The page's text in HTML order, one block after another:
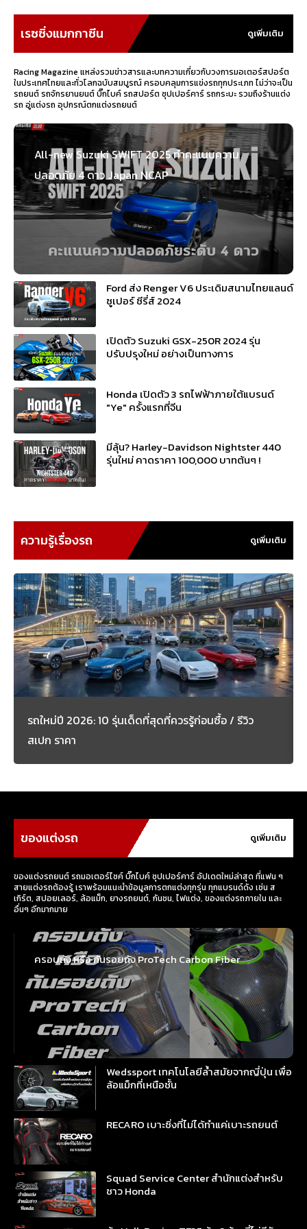
เรซซิ่งแมกกาซีน ดูเพิ่มเติม
Racing Magazine แหล่งรวมข่าวสารและบทความเกี่ยวกับวงการมอเตอร์สปอร์ต
ในประเทศไทยและทั่วโลกฉบับสมบูรณ์ ครอบคลุมการแข่งรถทุกประเภท ไม่ว่าจะเป็น
รถยนต์ รถจักรยานยนต์ บิ๊กไบค์ รถสปอร์ต ซุปเปอร์คาร์ รถกระบะ รวมถึงร้านแต่ง
รถ อู่แต่งรถ อุปกรณ์ตกแต่งรถยนต์
All-new Suzuki SWIFT 2025 ทำคะแนนความ
ปลอดภัย 4 ดาว Japan NCAP
Ford ส่ง Renger V6 ประเดิมสนามไทยแลนด์
ซูเปอร์ ซีรี่ส์ 2024
เปิดตัว Suzuki GSX-250R 2024 รุ่น
ปรับปรุงใหม่ อย่างเป็นทางการ
Honda เปิดตัว 3 รถไฟฟ้าภายใต้แบรนด์
"Ye" ครั้งแรกที่จีน
มีลุ้น? Harley-Davidson Nightster 440
รุ่นใหม่ คาดราคา 100,000 บาทต้นๆ !
ความรู้เรื่องรถ ดูเพิ่มเติม
รถใหม่ปี 2026: 10 รุ่นเด็ดที่สุดที่ควรรู้ก่อนซื้อ / รีวิว
สเปก ราคา
ของแต่งรถ ดูเพิ่มเติม
ของแต่งรถยนต์ รถมอเตอร์ไซค์ บิ๊กไบค์ ซุปเปอร์คาร์ อัปเดตใหม่ล่าสุด ที่แฟน ๆ
สายแต่งรถต้องรู้ เราพร้อมแนะนำข้อมูลการตกแต่งทุกรุ่น ทุกแบรนด์ดัง เช่น ส
เกิร์ต, สปอยเลอร์, ล้อแม็ก, ยางรถยนต์, กันชน, ไฟแต่ง, ของแต่งรถภายใน และ
อื่นๆ อีกมากมาย
ครอบถัง หรือ กันรอยถัง ProTech Carbon Fiber
Wedssport เทคโนโลยีล้ำสมัยจากญี่ปุ่น เพื่อ
ล้อแม็กที่เหนือชั้น
RECARO เบาะซิ่งที่ไม่ได้ทำแค่เบาะรถยนต์
Squad Service Center สำนักแต่งสำหรับ
ชาว Honda